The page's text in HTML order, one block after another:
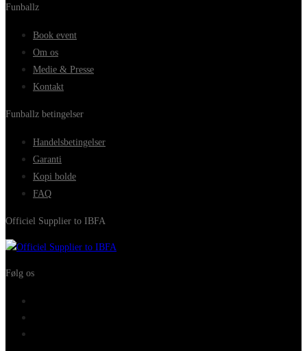
Funballz
Book event
Om os
Medie & Presse
Kontakt
Funballz betingelser
Handelsbetingelser
Garanti
Kopi bolde
FAQ
Officiel Supplier to IBFA
Følg os